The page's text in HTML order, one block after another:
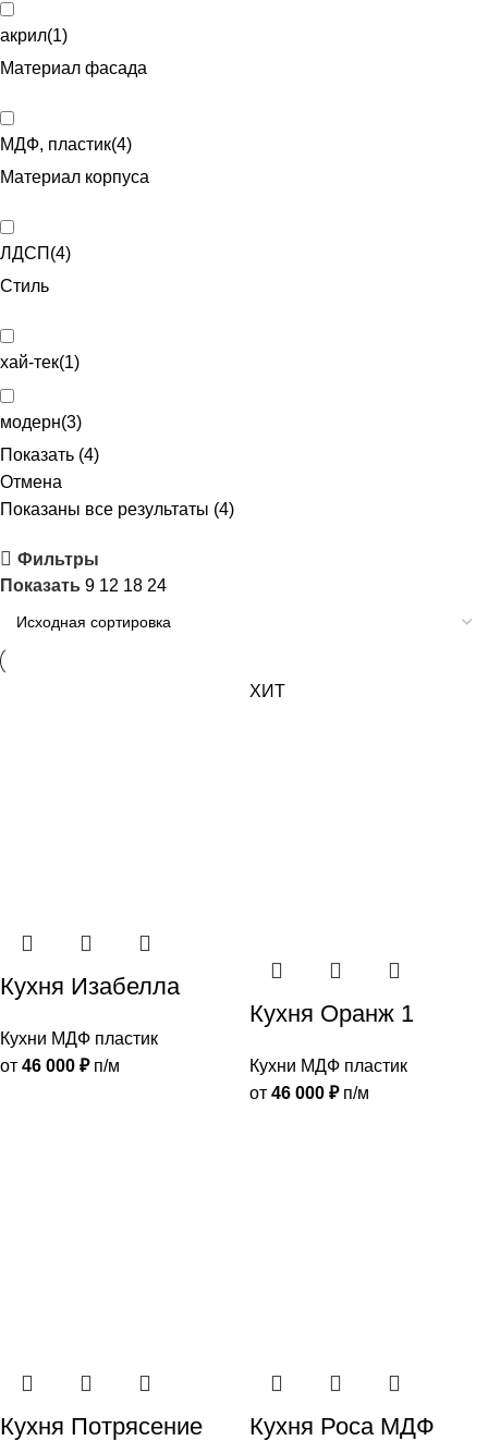
акрил(1)
Материал фасада
МДФ, пластик(4)
Материал корпуса
ЛДСП (4)
Стиль
хай-тек(1)
модерн(3)
Показать (4)
Отмена
Показаны все результаты (4)
Фильтры
Показать 9 12 18 24
Кухня Изабелла
Кухни МДФ пластик
от 46 000 ₽п/м
ХИТ
Кухня Оранж 1
Кухни МДФ пластик
от 46 000 ₽п/м
Кухня Потрясение
Кухня Роса МДФ